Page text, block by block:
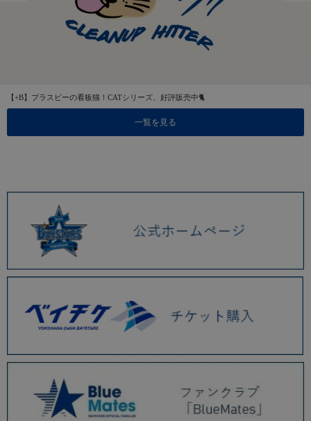
【+B】プラスビーの看板猫！CATシリーズ、好評販売中🐈
一覧を見る